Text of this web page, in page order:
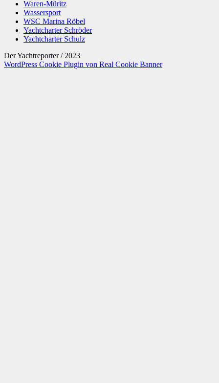
Waren-Müritz
Wassersport
WSC Marina Röbel
Yachtcharter Schröder
Yachtcharter Schulz
Der Yachtreporter / 2023
WordPress Cookie Plugin von Real Cookie Banner